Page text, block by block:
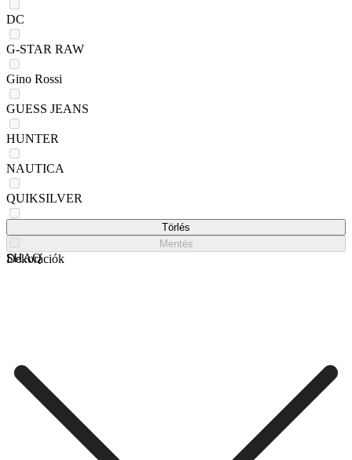
DC
G-STAR RAW
Gino Rossi
GUESS JEANS
HUNTER
NAUTICA
QUIKSILVER
SHAQ
Törlés
Mentés
Dekorációk